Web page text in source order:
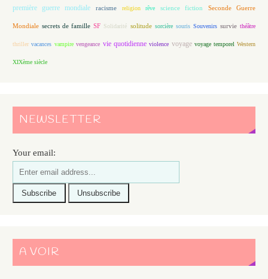
première guerre mondiale racisme religion rêve science fiction Seconde Guerre
Mondiale secrets de famille SF Solidarité solitude sorcière souris Souvenirs survie théâtre
thriller vacances vampire vengeance vie quotidienne violence voyage voyage temporel Western
XIXème siècle
NEWSLETTER
Your email:
A VOIR